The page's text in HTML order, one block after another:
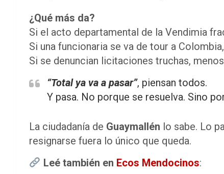
¿Qué más da?
Si el acto departamental de la Vendimia
Si una funcionaria se va de tour a
Si se denuncian licitaciones truchas,
“Total ya va a pasar”, piensan todos.
Y pasa. No porque se resuelva. Sino
La ciudadanía de Guaymallén lo sabe. Lo
resignarse fuera lo único que queda.
Leé también en Ecos Mendocinos: